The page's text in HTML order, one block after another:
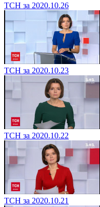
ТСН за 2020.10.26
ТСН за 2020.10.23
ТСН за 2020.10.22
ТСН за 2020.10.21